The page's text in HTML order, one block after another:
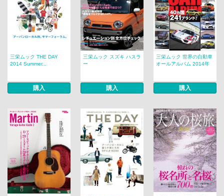
三栄ムック THE DAY
2014 Summer...
購入
三栄ムック スズキ ハスラ
ー
購入
三栄ムック 世界の自動車
オールアルバム 2014年
購入